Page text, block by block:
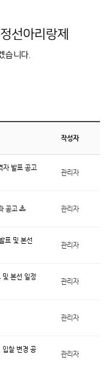
선아리랑제
습니다.
작성자
자 발표 공고
관리자
공고 관리자
표 및 본선
관리자
본선 일정
관리자
관리자
입찰 변경 공
관리자